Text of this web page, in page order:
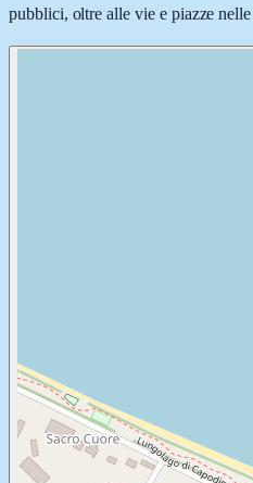
pubblici, oltre alle vie e piazze